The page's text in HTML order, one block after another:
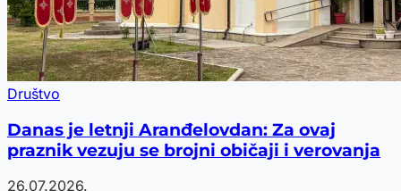
Društvo
Danas je letnji Aranđelovdan: Za ovaj
praznik vezuju se brojni običaji i verovanja
26.07.2026.